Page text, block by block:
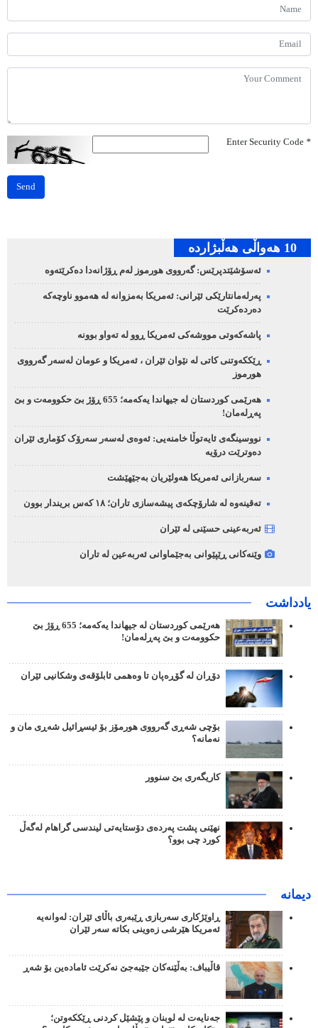
*
Send
10 هه‌واڵی هه‌ڵبژارده‌
ئەسۆشێتدپرێس: گەرووی هورموز لەم ڕۆژانەدا دەکرێتەوە
پەرلەمانتارێکی ئێرانی: ئەمریکا بەمزوانە لە هەموو ناوچەکە
دەردەکرێت
پاشەکەوتی مووشەکی ئەمریکا ڕوو لە تەواو بوونە
ڕێککەوتنی کاتی لە نێوان ئێران ، ئەمریکا و عومان لەسەر گەرووی
هورموز
هەرێمی کوردستان لە جیهاندا یەکەمە؛ 655 ڕۆژ بێ حکوومەت و بێ
پەڕلەمان!
نووسینگەی ئایەتوڵا خامنەیی: ئەوەی لەسەر سەرۆک کۆماری ئێران
دەوترێت درۆیە
سەربازانی ئەمریکا هەولێریان بەجێهێشت
تەقینەوە لە شارۆچکەی پیشەسازی تاران؛ ١٨ کەس بریندار بوون
ئەربەعینی حسێنی لە ئێران
وێنەکانی ڕێپێوانی بەجێماوانی ئەربەعین لە تاران
یادداشت
هەرێمی کوردستان لە جیهاندا یەکەمە؛ 655 ڕۆژ بێ
حکوومەت و بێ پەڕلەمان!
دۆڕان لە گۆڕەپان تا وەهمی ئابلۆقەی وشکانیی ئێران
بۆچی شەڕی گەرووی هورمۆز بۆ ئیسڕائیل شەڕی مان و
نەمانە؟
کاریگەری بێ سنوور
نهێنی پشت پەردەی دۆستایەتی لیندسی گراهام لەگەڵ
کورد چی بوو؟
دیمانە
ڕاوێژکاری سەربازی ڕێبەری باڵای ئێران: لەوانەیە
ئەمریکا هێرشی زەوینی بکاتە سەر ئێران
قاڵیباف: بەڵێنەکان جێبەجێ نەکرێت ئامادەین بۆ شەڕ
جەنایەت لە لوبنان و پێشێل کردنی ڕێککەوتن؛